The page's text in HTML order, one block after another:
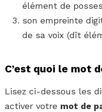
élément de
son empreinte
de sa voix (dît
C’est quoi le mot
Lisez ci-dessous les
activer votre mot de